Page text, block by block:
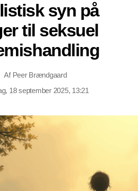
syn på
til seksuel
Af Peer Brændgaard
18 september 2025, 13:21